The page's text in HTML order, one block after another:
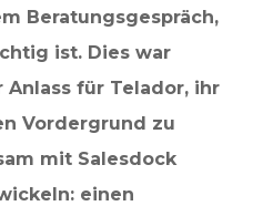
Beratungsgespräch,
ist. Dies war
für Telador, ihr
Vordergrund zu
mit Salesdock
einen